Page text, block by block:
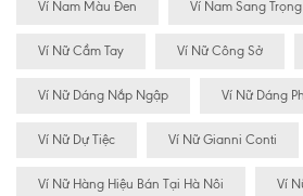
Ví Nam Màu Đen Ví Nam Sang Trọng
Ví Nữ Cầm Tay Ví Nữ Công Sở
Ví Nữ Dáng Nắp Ngập Ví Nữ Dáng
Ví Nữ Dự Tiệc Ví Nữ Gianni Conti
Ví Nữ Hàng Hiệu Bán Tại Hà Nôi Ví